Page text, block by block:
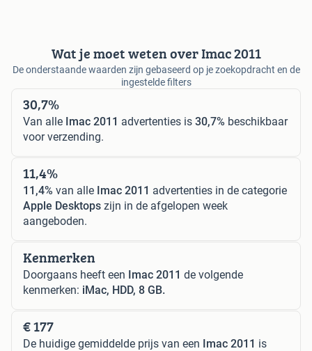
Wat je moet weten over Imac 2011
De onderstaande waarden zijn gebaseerd op je zoekopdracht en de
ingestelde filters
30,7%
Van alle Imac 2011 advertenties is 30,7% beschikbaar
voor verzending.
11,4%
11,4% van alle Imac 2011 advertenties in de categorie
Apple Desktops zijn in de afgelopen week
aangeboden.
Kenmerken
Doorgaans heeft een Imac 2011 de volgende
kenmerken: iMac, HDD, 8 GB.
€ 177
De huidige gemiddelde prijs van een Imac 2011 is